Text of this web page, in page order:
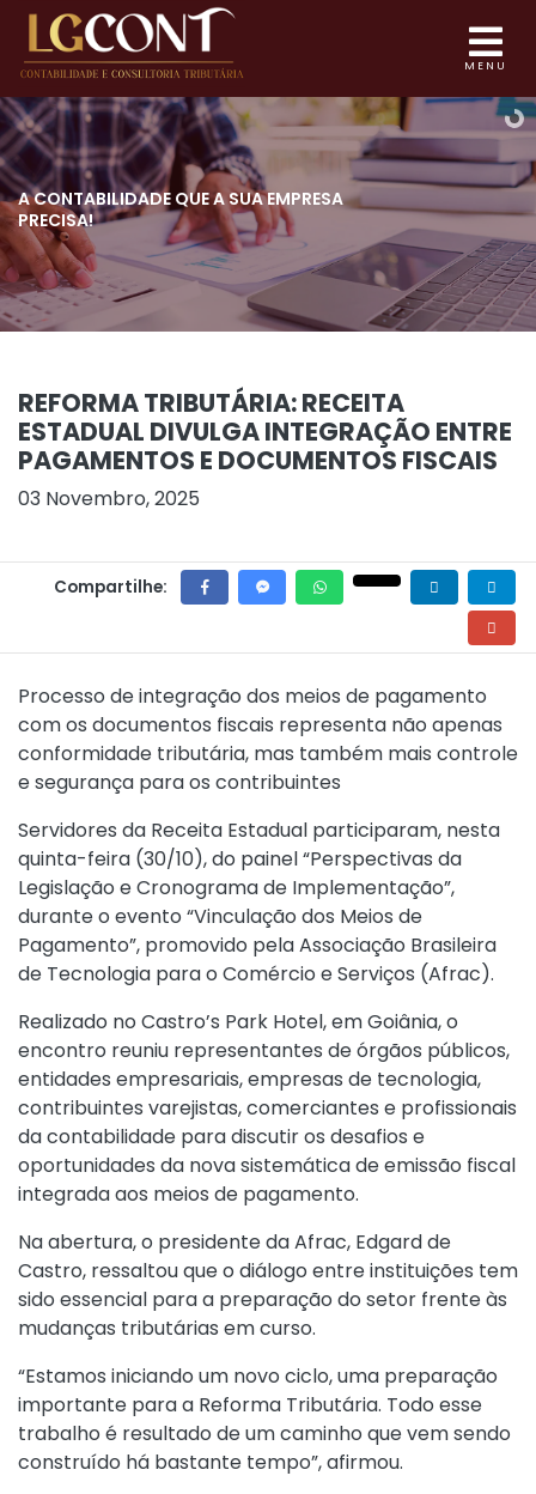
MENU
A CONTABILIDADE QUEA SUA EMPRESA
PRECISA!
REFORMA TRIBUTÁRIA: RECEITA
ESTADUAL DIVULGA INTEGRAÇÃO ENTRE
PAGAMENTOS E DOCUMENTOS FISCAIS
03 Novembro, 2025
Compartilhe:
Processo de integração dos meios de pagamento
com os documentos fiscais representa não apenas
conformidade tributária, mas também mais controle
e segurança para os contribuintes
Servidores da Receita Estadual participaram, nesta
quinta-feira (30/10), do painel “Perspectivas da
Legislação e Cronograma de Implementação”,
durante o evento “Vinculação dos Meios de
Pagamento”, promovido pela Associação Brasileira
de Tecnologia para o Comércio e Serviços (Afrac).
Realizado no Castro’s Park Hotel, em Goiânia, o
encontro reuniu representantes de órgãos públicos,
entidades empresariais, empresas de tecnologia,
contribuintes varejistas, comerciantes e profissionais
da contabilidade para discutir os desafios e
oportunidades da nova sistemática de emissão fiscal
integrada aos meios de pagamento.
Na abertura, o presidente da Afrac, Edgard de
Castro, ressaltou que o diálogo entre instituições tem
sido essencial para a preparação do setor frente às
mudanças tributárias em curso.
“Estamos iniciando um novo ciclo, uma preparação
importante para a Reforma Tributária. Todo esse
trabalho é resultado de um caminho que vem sendo
construído há bastante tempo”, afirmou.